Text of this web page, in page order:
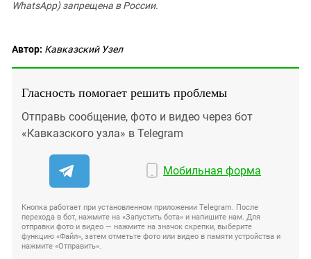
WhatsApp) запрещена в России.
Автор: Кавказский Узел
Гласность помогает решить проблемы
Отправь сообщение, фото и видео через бот
«Кавказского узла» в Telegram
Мобильная форма
Кнопка работает при установленном приложении Telegram. После
перехода в бот, нажмите на «Запустить бота» и напишите нам. Для
отправки фото и видео — нажмите на значок скрепки, выберите
функцию «Файл», затем отметьте фото или видео в памяти устройства и
нажмите «Отправить».